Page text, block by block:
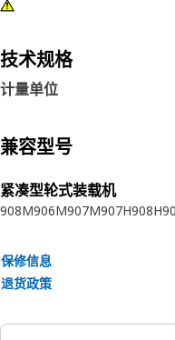
技术规格
计量单位
兼容型号
紧凑型轮式装载机
908M906M907M907H908H
保修信息
退货政策